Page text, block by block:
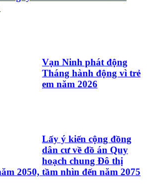
Vạn Ninh phát động
Tháng hành động vì trẻ
em năm 2026
Lấy ý kiến cộng đồng
dân cư về đồ án Quy
hoạch chung Đô thị
2050, tầm nhìn đến năm 2075